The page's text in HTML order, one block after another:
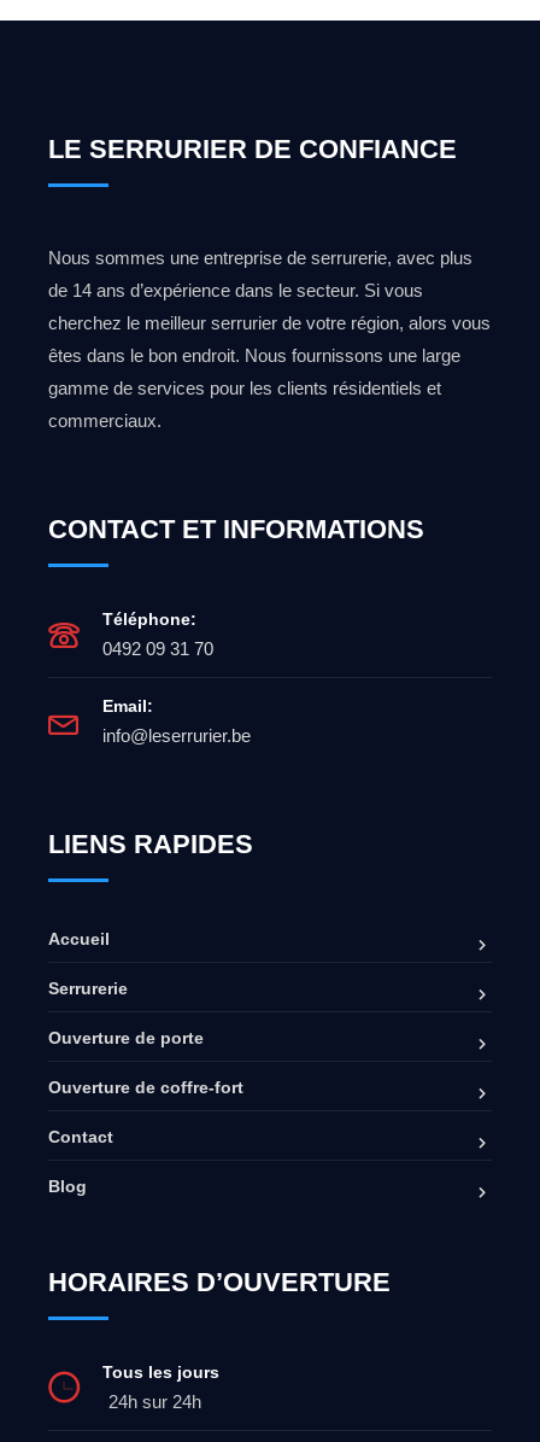
LE SERRURIER DE CONFIANCE
Nous sommes une entreprise de serrurerie, avec plus
de 14 ans d’expérience dans le secteur. Si vous
cherchez le meilleur serrurier de votre région, alors vous
êtes dans le bon endroit. Nous fournissons une large
gamme de services pour les clients résidentiels et
commerciaux.
CONTACT ET INFORMATIONS
Téléphone:
0492 09 31 70
Email:
info@leserrurier.be
LIENS RAPIDES
Accueil
Serrurerie
Ouverture de porte
Ouverture de coffre-fort
Contact
Blog
HORAIRES D’OUVERTURE
Tous les jours
24h sur 24h